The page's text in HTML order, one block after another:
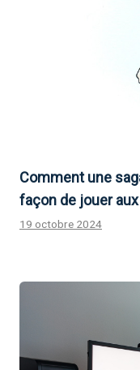
Comment une
façon de jouer
19 octobre 2024